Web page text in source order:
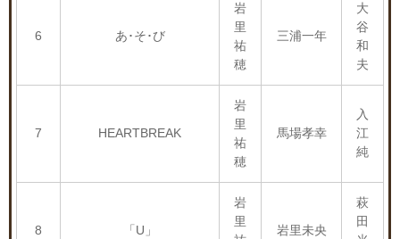
6 あ･そ･び
岩
里
祐
穂
三浦一年
大
谷
和
夫
7 HEARTBREAK
岩
里
祐
穂
馬場孝幸
入
江
純
8 「U」
岩
里
岩里未央
萩
田